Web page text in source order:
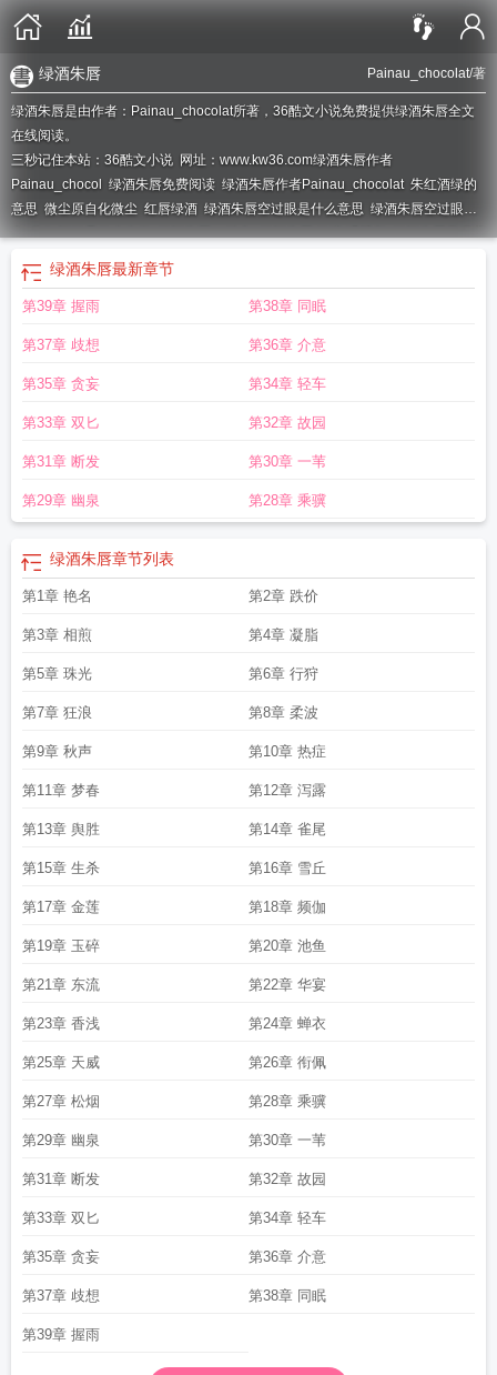
Painau_chocolat/著
绿酒朱唇
绿酒朱唇是由作者：Painau_chocolat所著，36酷文小说免费提供绿酒朱唇全文
在线阅读。
三秒记住本站：36酷文小说 网址：www.kw36.com绿酒朱唇作者
Painau_chocol 绿酒朱唇免费阅读 绿酒朱唇作者Painau_chocolat 朱红酒绿的
意思 微尘原自化微尘 红唇绿酒 绿酒朱唇空过眼是什么意思 绿酒朱唇空过眼全
文朱红酒绿是什么生肖绿酒朱唇po池鱼绿酒朱唇 杨琬 呼延彻绿酒朱唇无弹窗
绿酒朱唇by绿酒朱唇杨琬
朱唇杨婉最后和谁在一起
绿酒朱唇最新章节
第39章 握雨 第38章 同眠
第37章 歧想 第36章 介意
第35章 贪妄 第34章 轻车
第33章 双匕 第32章 故园
第31章 断发 第30章 一苇
第29章 幽泉 第28章 乘骥
绿酒朱唇章节列表
第1章 艳名 第2章 跌价
第3章 相煎 第4章 凝脂
第5章 珠光 第6章 行狩
第7章 狂浪 第8章 柔波
第9章 秋声 第10章 热症
第11章 梦春 第12章 泻露
第13章 舆胜 第14章 雀尾
第15章 生杀 第16章 雪丘
第17章 金莲 第18章 频伽
第19章 玉碎 第20章 池鱼
第21章 东流 第22章 华宴
第23章 香浅 第24章 蝉衣
第25章 天威 第26章 衔佩
第27章 松烟 第28章 乘骥
第29章 幽泉 第30章 一苇
第31章 断发 第32章 故园
第33章 双匕 第34章 轻车
第35章 贪妄 第36章 介意
第37章 歧想 第38章 同眠
第39章 握雨